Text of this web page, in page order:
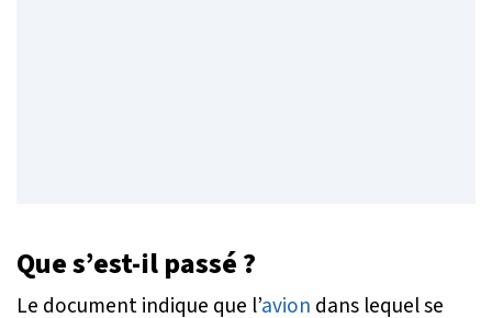
Que s’est-il passé ?
Le document indique que l’avion dans lequel se